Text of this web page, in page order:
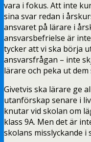
vara i fokus. Att inte
sina svar redan i
ansvaret på lärare i
ansvarsbefrielse är
tycker att vi ska börja
ansvarsfrågan – inte
lärare och peka ut dem
Givetvis ska lärare ge
utanförskap senare i
knutar vid skolan om
klass 9A. Men det är
skolans misslyckande i